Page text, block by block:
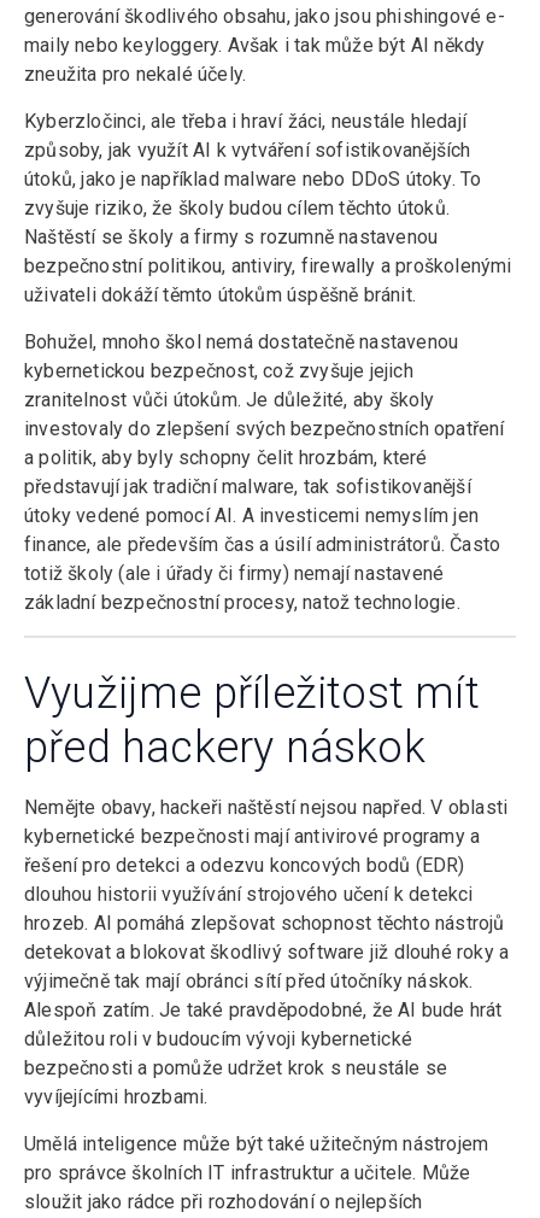
generování škodlivého obsahu, jako jsou phishingové e-
maily nebo keyloggery. Avšak i tak může být AI někdy
zneužita pro nekalé účely.
Kyberzločinci, ale třeba i hraví žáci, neustále hledají
způsoby, jak využít AI k vytváření sofistikovanějších
útoků, jako je například malware nebo DDoS útoky. To
zvyšuje riziko, že školy budou cílem těchto útoků.
Naštěstí se školy a firmy s rozumně nastavenou
bezpečnostní politikou, antiviry, firewally a proškolenými
uživateli dokáží těmto útokům úspěšně bránit.
Bohužel, mnoho škol nemá dostatečně nastavenou
kybernetickou bezpečnost, což zvyšuje jejich
zranitelnost vůči útokům. Je důležité, aby školy
investovaly do zlepšení svých bezpečnostních opatření
a politik, aby byly schopny čelit hrozbám, které
představují jak tradiční malware, tak sofistikovanější
útoky vedené pomocí AI. A investicemi nemyslím jen
finance, ale především čas a úsilí administrátorů. Často
totiž školy (ale i úřady či firmy) nemají nastavené
základní bezpečnostní procesy, natož technologie.
Využijme příležitost mít
před hackery náskok
Nemějte obavy, hackeři naštěstí nejsou napřed. V oblasti
kybernetické bezpečnosti mají antivirové programy a
řešení pro detekci a odezvu koncových bodů (EDR)
dlouhou historii využívání strojového učení k detekci
hrozeb. AI pomáhá zlepšovat schopnost těchto nástrojů
detekovat a blokovat škodlivý software již dlouhé roky a
výjimečně tak mají obránci sítí před útočníky náskok.
Alespoň zatím. Je také pravděpodobné, že AI bude hrát
důležitou roli v budoucím vývoji kybernetické
bezpečnosti a pomůže udržet krok s neustále se
vyvíjejícími hrozbami.
Umělá inteligence může být také užitečným nástrojem
pro správce školních IT infrastruktur a učitele. Může
sloužit jako rádce při rozhodování o nejlepších